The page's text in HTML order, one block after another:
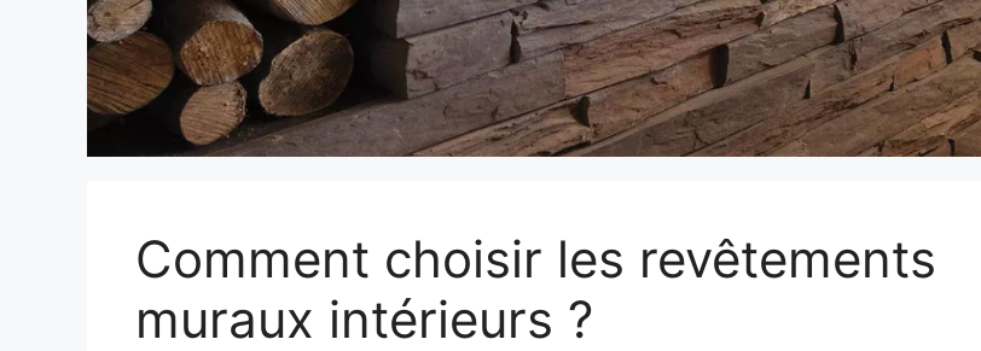
Comment choisir les revêtements
muraux intérieurs ?